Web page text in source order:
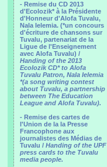
- Remise du CD 2013
d'Ecolozik* à la Présidente
d'Honneur d'Alofa Tuvalu,
Nala Ielemia. (*un concours
d'écriture de chansons sur
Tuvalu, partenariat de la
Ligue de l'Enseignement
avec Alofa Tuvalu) /
Handing of the 2013
Ecolozik CD* to Alofa
Tuvalu Patron, Nala Ielemia
*(a song writing contest
about Tuvalu, a partnership
between The Education
League and Alofa Tuvalu).
- Remise des cartes de
l'Union de la la Presse
Francophone aux
journalistes des Médias de
Tuvalu / Handing of the UPF
press cards to the Tuvalu
media people.